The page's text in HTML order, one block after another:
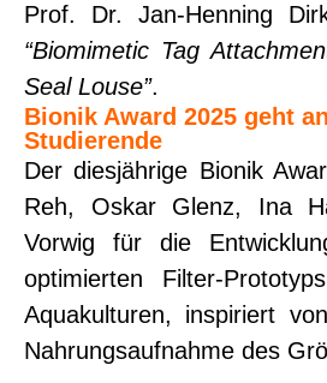
Prof. Dr. Jan-Henning
“Biomimetic Tag
Seal Louse”.
Bionik Award 2025 geht
Studierende
Der diesjährige Bionik
Reh, Oskar Glenz, Ina
Vorwig für die
optimierten Filter-
Aquakulturen, inspiriert
Nahrungsaufnahme des